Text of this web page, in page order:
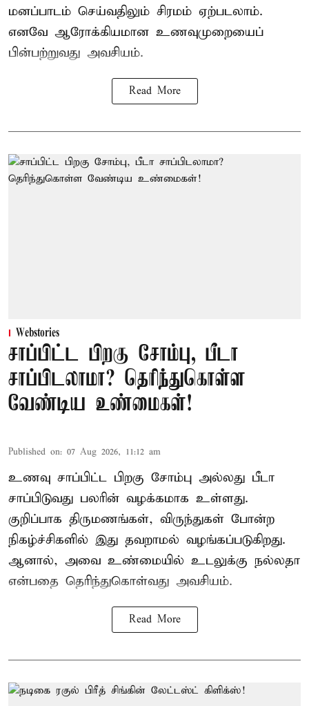
மனப்பாடம் செய்வதிலும் சிரமம் ஏற்படலாம்.
எனவே ஆரோக்கியமான உணவுமுறையைப்
பின்பற்றுவது அவசியம்.
Read More
Webstories
சாப்பிட்ட பிறகு சோம்பு, பீடா
சாப்பிடலாமா? தெரிந்துகொள்ள
வேண்டிய உண்மைகள்!
Published on: 07 Aug 2026, 11:12 am
உணவு சாப்பிட்ட பிறகு சோம்பு அல்லது பீடா
சாப்பிடுவது பலரின் வழக்கமாக உள்ளது.
குறிப்பாக திருமணங்கள், விருந்துகள் போன்ற
நிகழ்ச்சிகளில் இது தவறாமல் வழங்கப்படுகிறது.
ஆனால், அவை உண்மையில் உடலுக்கு நல்லதா
என்பதை தெரிந்துகொள்வது அவசியம்.
Read More